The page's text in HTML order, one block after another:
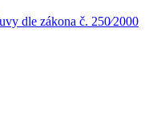
dle zákona č. 250⁄2000